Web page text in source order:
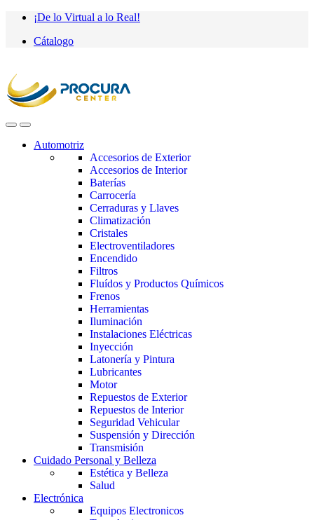
Saltar
navegación
saltar
contenido
¡De lo Virtual a lo Real!
Cátalogo
Automotriz
Accesorios de Exterior
Accesorios de Interior
Baterías
Carrocería
Cerraduras y Llaves
Climatización
Cristales
Electroventiladores
Encendido
Filtros
Fluídos y Productos Químicos
Frenos
Herramientas
Iluminación
Instalaciones Eléctricas
Inyección
Latonería y Pintura
Lubricantes
Motor
Repuestos de Exterior
Repuestos de Interior
Seguridad Vehicular
Suspensión y Dirección
Transmisión
Cuidado Personal y Belleza
Estética y Belleza
Salud
Electrónica
Equipos Electronicos